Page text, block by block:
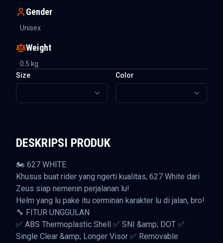
Gender
Unisex
Weight
0.5 kg
Size
Color
DESKRIPSI PRODUK
🏍️ 627 WHITE
Khusus buat rider yang ngerti kualitas, 627 White dari
Zeus siap nemenin perjalanan lu!
Helm yang lu pake itu cerminan karakter lu di jalan, bro!
🔧 FITUR UNGGULAN
✅ ABS Thermoplastic Shell ✅ SNI &amp; DOT ✅
Single Clear &amp; Longer Visor ✅ Removable